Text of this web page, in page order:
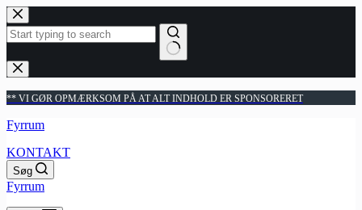
Fortsæt
til
indhold
Ingen
resultater
** VI GØR OPMÆRKSOM PÅ AT ALT INDHOLD ER SPONSORERET
Fyrrum
KONTAKT
Søg
Fyrrum